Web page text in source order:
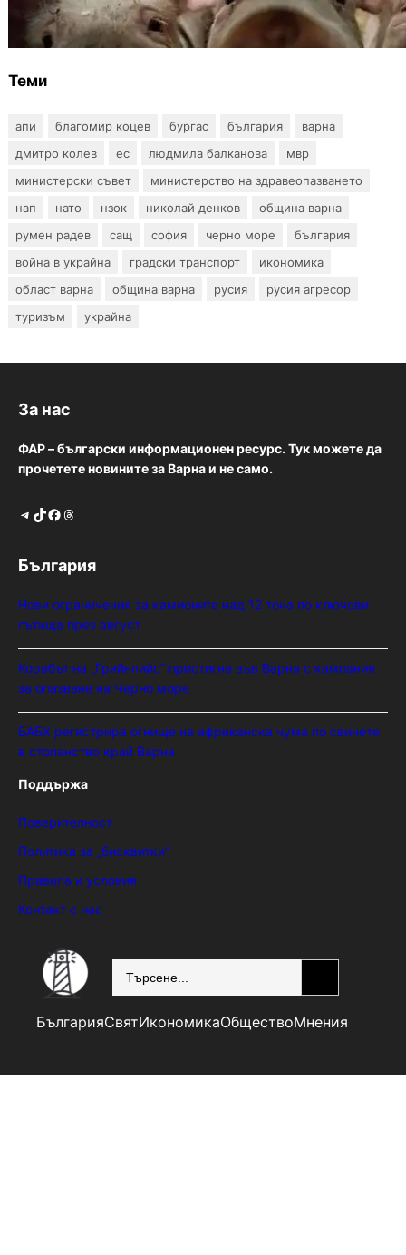
чума по свинете в стопанство край Варна
Теми
апи благомир коцев бургас българия
варна
дмитро колев
ес людмила балканова
мвр
министерски съвет
министерство на здравеопазването
нап
нато нзок николай денков
община варна
румен радев
сащ софия черно море
българия
война в украйна
градски транспорт
икономика
област варна
община варна русия
русия агресор
туризъм
украйна
За нас
ФАР – български информационен ресурс. Тук можете да
прочетете новините за Варна и не само.
Telegram TikTok Facebook Threads
България
Нови ограничения за камионите над 12 тона по ключови
пътища през август
Корабът на „Грийнпийс“ пристигна във Варна с кампания
за опазване на Черно море
БАБХ регистрира огнище на африканска чума по свинете
в стопанство край Варна
Поддържа
Поверителност
Политика за „бисквитки“
Правила и условия
Контакт с нас
БългарияСвятИкономикаОбществоМнения